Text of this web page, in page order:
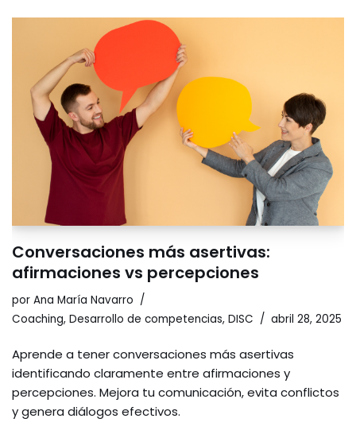
Conversaciones más asertivas:
afirmaciones vs percepciones
por Ana María Navarro
Coaching, Desarrollo de competencias, DISC abril 28, 2025
Aprende a tener conversaciones más asertivas
identificando claramente entre afirmaciones y
percepciones. Mejora tu comunicación, evita conflictos
y genera diálogos efectivos.